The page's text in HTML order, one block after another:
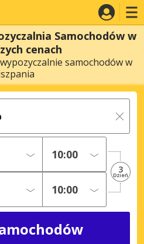
Samochodów w
cenach
samochodów w
3
Dzień